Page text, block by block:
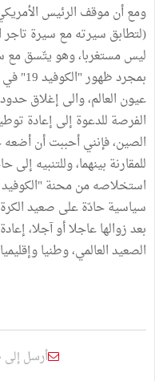
ومع أن موقف الرئيس
(لتطابق سيرته مع سيرة
ليس مستغربا، وهو يتّسق مع
بمجرد
عيون العالم، والى إغلاق
الفرصة للدعوة إلى إعادة
الصين، فإنني أحببت أن
للمقارنة بينهما، وللتنبيه
سياسية حادّة على صعيد
بعد زوالها عاجلا أو آجلا،
الصعيد العالمي، وطنيا
أرسل